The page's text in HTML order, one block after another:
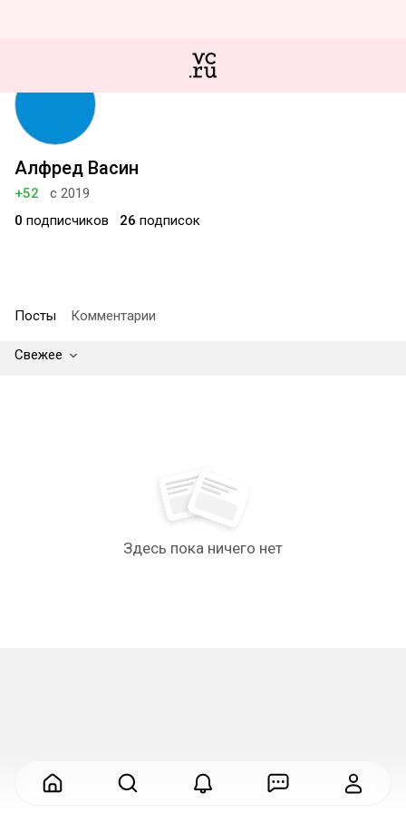
Алфред Васин
+52
с 2019
0 подписчиков 26 подписок
Посты Комментарии
Свежее
Здесь пока ничего нет